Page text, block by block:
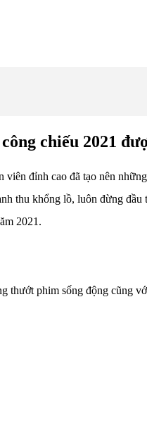
chiếu 2021
đỉnh cao đã tạo nên
khổng lồ, luôn đừng
2021.
phim sống động cũng